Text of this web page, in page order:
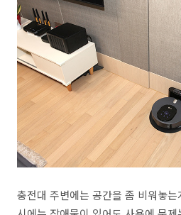
충전대 주변에는 공간을 좀 비워놓